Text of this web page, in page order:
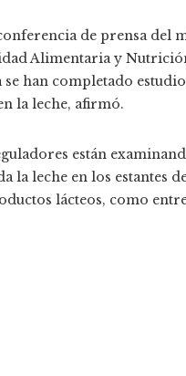
de prensa del
Alimentaria y
se han completado
la leche, afirmó.
están
la leche en los estantes
lácteos, como